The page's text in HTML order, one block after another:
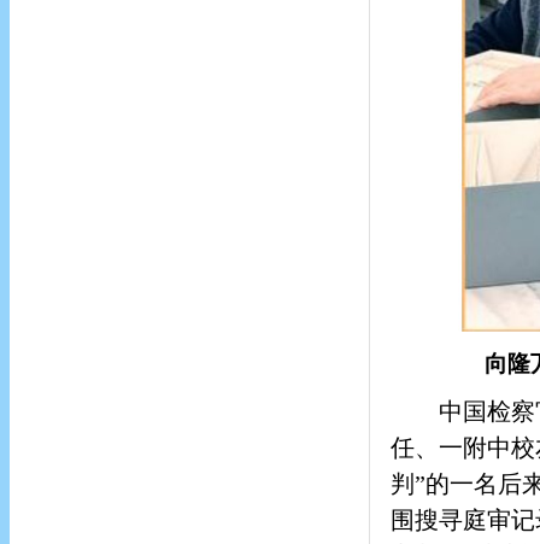
向
中国检
任、一附中
判”的一名后
围搜寻庭审